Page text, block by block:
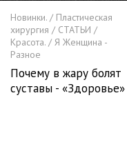
Новинки. / Пластическая
хирургия / СТАТЬИ /
Красота. / Я Женщина -
Разное
Почему в жару болят
суставы - «Здоровье»